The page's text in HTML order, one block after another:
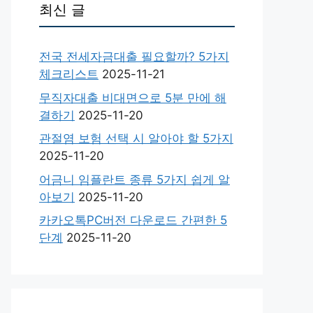
최신 글
전국 전세자금대출 필요할까? 5가지
체크리스트 2025-11-21
무직자대출 비대면으로 5분 만에 해
결하기 2025-11-20
관절염 보험 선택 시 알아야 할 5가지
2025-11-20
어금니 임플란트 종류 5가지 쉽게 알
아보기 2025-11-20
카카오톡PC버전 다운로드 간편한 5
단계 2025-11-20